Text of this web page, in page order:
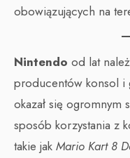
obowiązujących na
Nintendo od lat
producentów konsol i
okazał się ogromnym
sposób korzystania z
takie jak Mario Kart 8